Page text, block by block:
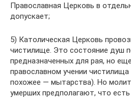
Православная Церковь в
допускает;
5) Католическая Церковь
чистилище. Это состояние душ
предназначенных для рая, но
православном учении
похожее — мытарства). Но
умерших предполагают, что